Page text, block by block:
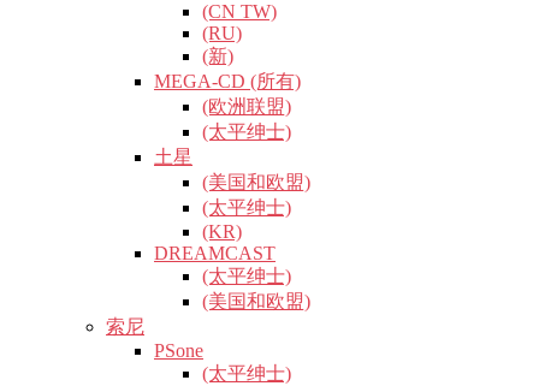
(CN TW)
(RU)
(新)
MEGA-CD (所有)
(欧洲联盟)
(太平绅士)
土星
(美国和欧盟)
(太平绅士)
(KR)
DREAMCAST
(太平绅士)
(美国和欧盟)
索尼
PSone
(太平绅士)